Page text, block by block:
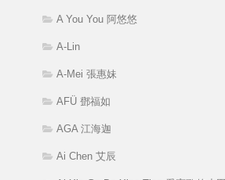
A You You 阿悠悠
A-Lin
A-Mei 張惠妹
AFÜ 鄧福如
AGA 江海迦
Ai Chen 艾辰